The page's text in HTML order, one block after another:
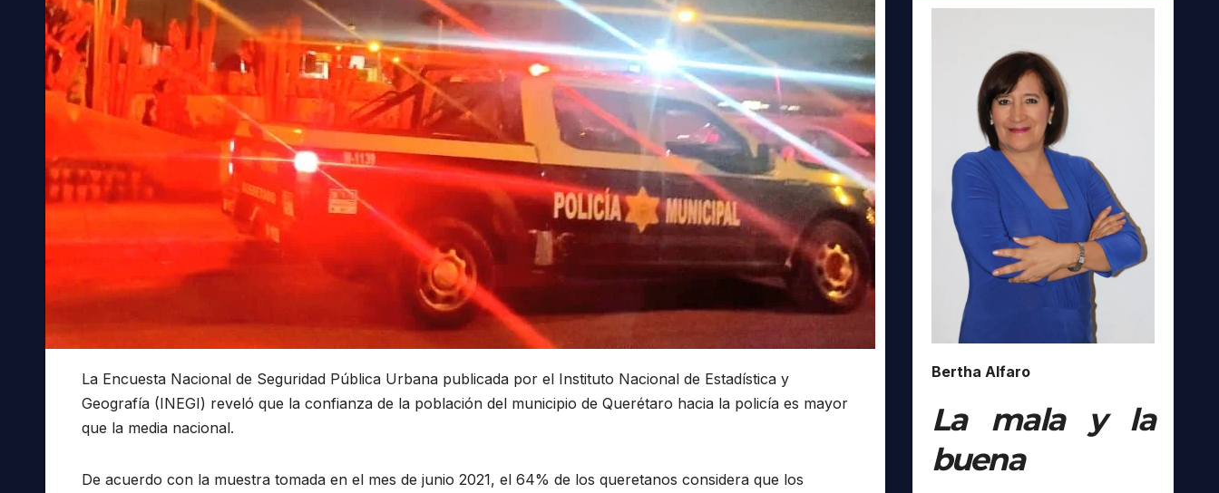
La Encuesta Nacional de Seguridad Pública Urbana publicada por el Instituto Nacional de Estadística y
Geografía (INEGI) reveló que la confianza de la población del municipio de Querétaro hacia la policía es mayor
que la media nacional.
De acuerdo con la muestra tomada en el mes de junio 2021, el 64% de los queretanos considera que los
Bertha Alfaro
La mala y la
buena